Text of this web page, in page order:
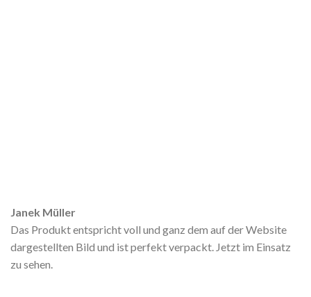
Janek Müller
Das Produkt entspricht voll und ganz dem auf der Website
dargestellten Bild und ist perfekt verpackt. Jetzt im Einsatz
zu sehen.